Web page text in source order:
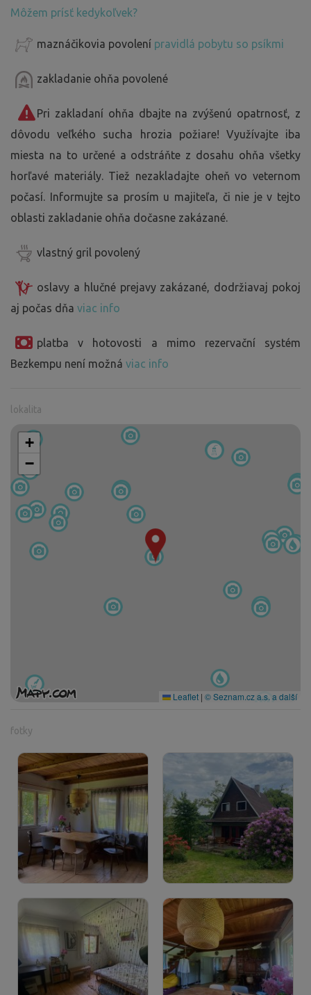
Môžem prísť kedykoľvek?
maznáčikovia povolení pravidlá pobytu so psíkmi
zakladanie ohňa povolené
Pri zakladaní ohňa dbajte na zvýšenú opatrnosť, z
dôvodu veľkého sucha hrozia požiare! Využívajte iba
miesta na to určené a odstráňte z dosahu ohňa všetky
horľavé materiály. Tiež nezakladajte oheň vo veternom
počasí. Informujte sa prosím u majiteľa, či nie je v tejto
oblasti zakladanie ohňa dočasne zakázané.
vlastný gril povolený
oslavy a hlučné prejavy zakázané, dodržiavaj pokoj
aj počas dňa viac info
platba v hotovosti a mimo rezervační systém
Bezkempu není možná viac info
lokalita
+
−
Leaflet | © Seznam.cz a.s. a další
fotky